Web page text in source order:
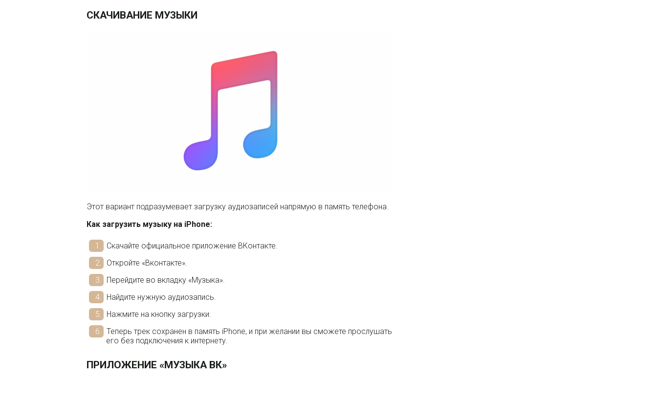
СКАЧИВАНИЕ МУЗЫКИ
Этот вариант подразумевает загрузку аудиозаписей напрямую в память телефона.
Как загрузить музыку на iPhone:
Скачайте официальное приложение ВКонтакте.
Откройте «Вконтакте».
Перейдите во вкладку «Музыка».
Найдите нужную аудиозапись.
Нажмите на кнопку загрузки.
Теперь трек сохранен в память iPhone, и при желании вы сможете прослушать
его без подключения к интернету.
ПРИЛОЖЕНИЕ «МУЗЫКА ВК»